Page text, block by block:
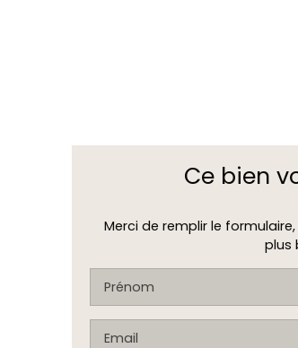
Ce bien
Merci de remplir le
plus
Prénom
Email